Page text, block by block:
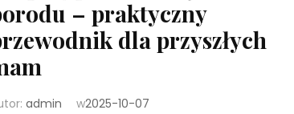
– praktyczny
dla przyszłych
admin w2025-10-07